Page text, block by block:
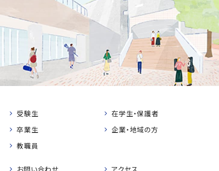
受験生
在学生・保護者
卒業生
企業・地域の方
教職員
お問い合わせ アクセス